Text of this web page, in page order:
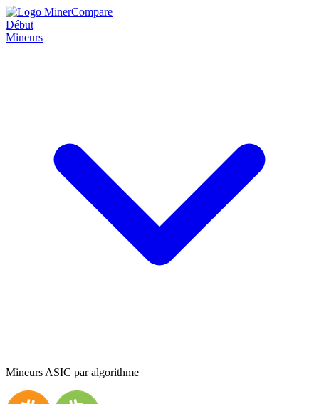
Début
Mineurs
Mineurs ASIC par algorithme